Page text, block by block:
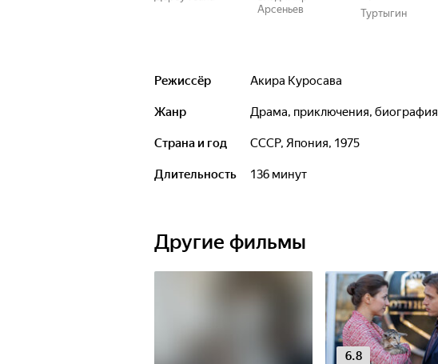
Арсеньев
Туртыгин
Режиссёр Акира Куросава
Жанр драма, приключения, биография
Страна и год СССР, Япония, 1975
Длительность 136 минут
Другие фильмы
6.8